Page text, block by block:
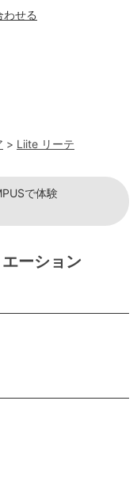
> Liite リーテ
わせる
で体験
ーション